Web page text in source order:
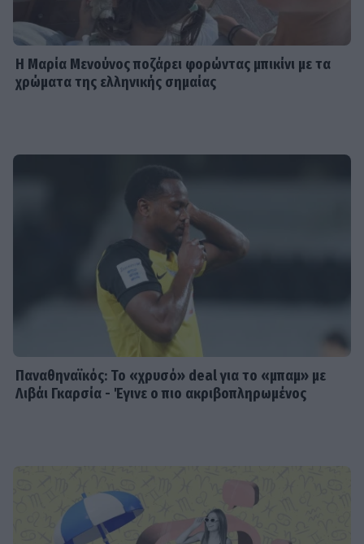
Η Μαρία Μενούνος ποζάρει φορώντας μπικίνι με τα
χρώματα της ελληνικής σημαίας
Παναθηναϊκός: Το «χρυσό» deal για το «μπαμ» με
Λιβάι Γκαρσία - Έγινε ο πιο ακριβοπληρωμένος